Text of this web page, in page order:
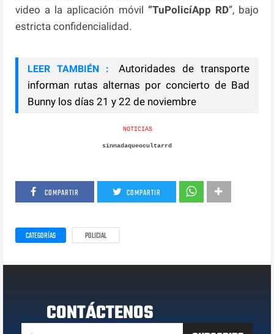
video a la aplicación móvil “TuPolicíApp RD”, bajo
estricta confidencialidad.
LEER TAMBIÉN :
Autoridades de transporte
informan rutas alternas por concierto de Bad
Bunny los días 21 y 22 de noviembre
NOTICIAS
sinnadaqueocultarrd
COMPARTIR COMPARTIR
CATEGORÍAS POLICIAL
CONTÁCTENOS